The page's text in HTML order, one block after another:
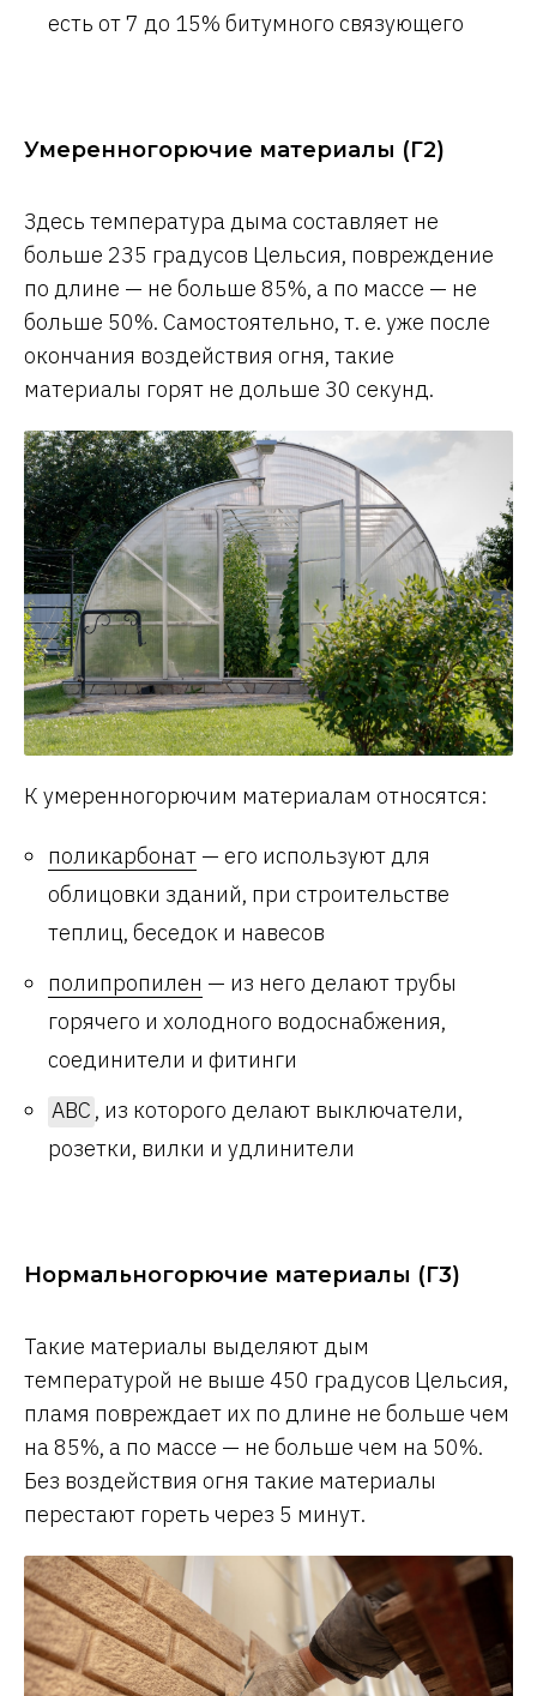
есть от 7 до 15% битумного связующего
Умеренногорючие материалы (Г2)
Здесь температура дыма составляет не
больше 235 градусов Цельсия, повреждение
по длине — не больше 85%, а по массе — не
больше 50%. Самостоятельно, т. е. уже после
окончания воздействия огня, такие
материалы горят не дольше 30 секунд.
К умеренногорючим материалам относятся:
поликарбонат — его используют для
облицовки зданий, при строительстве
теплиц, беседок и навесов
полипропилен — из него делают трубы
горячего и холодного водоснабжения,
соединители и фитинги
АВС , из которого делают выключатели,
розетки, вилки и удлинители
Нормальногорючие материалы (Г3)
Такие материалы выделяют дым
температурой не выше 450 градусов Цельсия,
пламя повреждает их по длине не больше чем
на 85%, а по массе — не больше чем на 50%.
Без воздействия огня такие материалы
перестают гореть через 5 минут.